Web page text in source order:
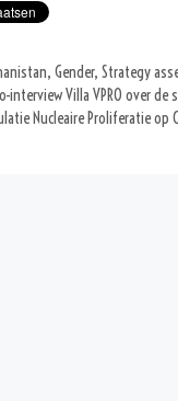
,Gender,Strategy
interview Villa VPRO over de
Nucleaire Proliferatie op